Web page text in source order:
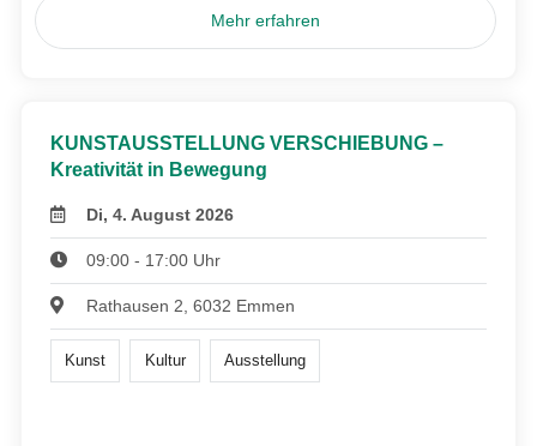
Mehr erfahren
KUNSTAUSSTELLUNG VERSCHIEBUNG –
Kreativität in Bewegung
Di, 4. August 2026
09:00 - 17:00 Uhr
Rathausen 2, 6032 Emmen
Kunst Kultur Ausstellung